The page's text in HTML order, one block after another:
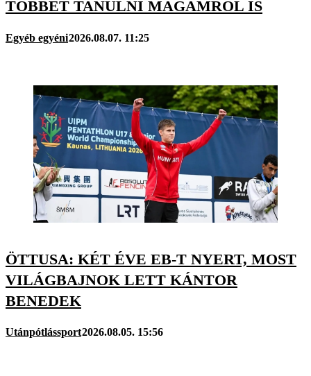
TÖBBET TANULNI MAGAMRÓL IS
Egyéb egyéni2026.08.07. 11:25
ÖTTUSA: KÉT ÉVE EB-T NYERT, MOST
VILÁGBAJNOK LETT KÁNTOR
BENEDEK
Utánpótlássport2026.08.05. 15:56